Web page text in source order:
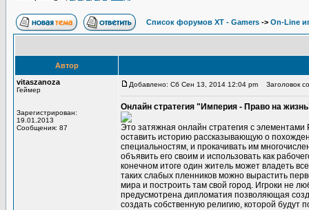
Список форумов XT - Gamers -> On-Line
Автор
vitaszanoza
Геймер
Зарегистрирован:
19.01.2013
Сообщения: 87
Добавлено: Сб Сен 13, 2014 12:04 pm Заголовок
Онлайн стратегия "Империя - Право на
Это затяжная онлайн стратегия с элементами
оставить историю рассказывающую о
специальностям, и прокачивать им
объявить его своим и использовать как
конечном итоге один житель может владеть
таких слабых пленников можно вырастить
мира и построить там свой город. Игроки не
предусмотрена дипломатия позволяющая
создать собственную религию, которой будут